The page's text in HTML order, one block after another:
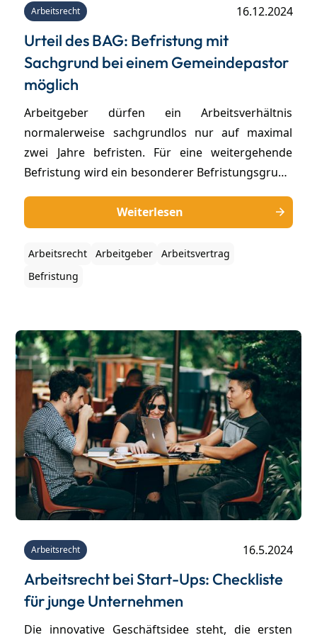
Arbeitsrecht 16.12.2024
Urteil des BAG: Befristung mit
Sachgrund bei einem Gemeindepastor
möglich
Arbeitgeber dürfen ein Arbeitsverhältnis
normalerweise sachgrundlos nur auf maximal
zwei Jahre befristen. Für eine weitergehende
Befristung wird ein besonderer Befristungsgrund
auch bei der Tätigkeit eines Gemeindepastors
nach der Eigenart seiner Arbeitsleistung gegeben
sein kann, hat sich jüngst das
Bundesarbeitsgericht (BAG) befasst in einem Fall,
juristischen Sichtweise überzeugen konnten,
fassen wir in diesem Beitrag zusammen.
Weiterlesen
Arbeitsrecht Arbeitgeber
Arbeitsvertrag
Befristung
Arbeitsrecht 16.5.2024
Arbeitsrecht bei Start-Ups: Checkliste
für junge Unternehmen
Die innovative Geschäftsidee steht, die ersten